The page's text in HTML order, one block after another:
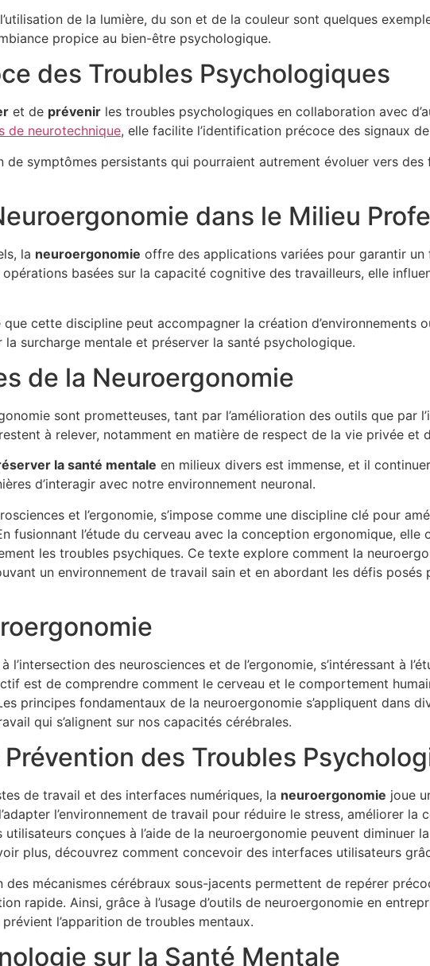
de la lumière, du son et de la couleur sont quelques
propice au bien-être psychologique.
des Troubles Psychologiques
et de prévenir les troubles psychologiques en collaboration avec
de neurotechnique, elle facilite l’identification précoce des signaux
de symptômes persistants qui pourraient autrement évoluer vers des
dans le Milieu
la neuroergonomie offre des applications variées pour garantir
opérations basées sur la capacité cognitive des travailleurs, elle
cette discipline peut accompagner la création
surcharge mentale et préserver la santé psychologique.
de la Neuroergonomie
sont prometteuses, tant par l’amélioration des outils que par
à relever, notamment en matière de respect de la vie privée et
la santé mentale en milieux divers est immense, et il
d’interagir avec notre environnement neuronal.
et l’ergonomie, s’impose comme une discipline clé pour
fusionnant l’étude du cerveau avec la conception ergonomique,
les troubles psychiques. Ce texte explore comment la
un environnement de travail sain et en abordant les défis
l’intersection des neurosciences et de l’ergonomie, s’intéressant à
est de comprendre comment le cerveau et le comportement
principes fondamentaux de la neuroergonomie s’appliquent dans
qui s’alignent sur nos capacités cérébrales.
des Troubles
de travail et des interfaces numériques, la neuroergonomie joue
l’environnement de travail pour réduire le stress, améliorer
conçues à l’aide de la neuroergonomie peuvent diminuer
plus, découvrez comment concevoir des interfaces utilisateurs
des mécanismes cérébraux sous-jacents permettent de repérer
rapide. Ainsi, grâce à l’usage d’outils de neuroergonomie en
l’apparition de troubles mentaux.
sur la Santé Mentale